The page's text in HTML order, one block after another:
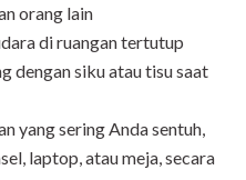
orang lain
di ruangan tertutup
dengan siku atau tisu saat
yang sering Anda sentuh,
laptop, atau meja, secara